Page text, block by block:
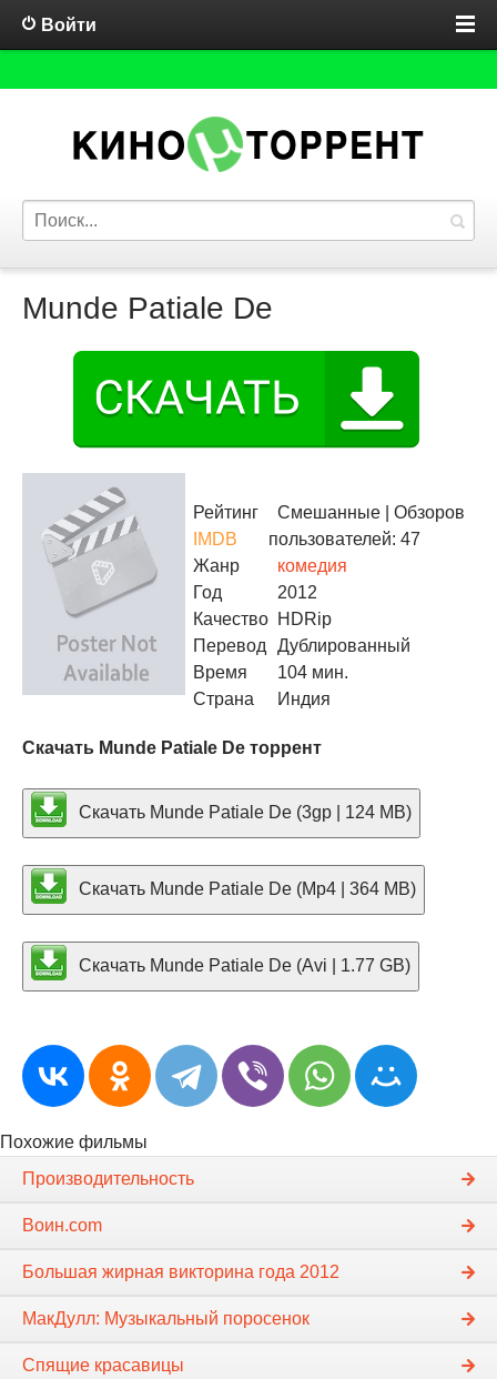
Войти
Munde Patiale De
Рейтинг
IMDB
Смешанные | Обзоров
пользователей: 47
Жанр
комедия
Год
2012
Качество HDRip
Перевод
Дублированный
Время
104 мин.
Страна
Индия
Скачать Munde Patiale De торрент
Скачать Munde Patiale De (3gp | 124 MB)
Скачать Munde Patiale De (Mp4 | 364 MB)
Скачать Munde Patiale De (Avi | 1.77 GB)
Похожие фильмы
Производительность
Воин.com
Большая жирная викторина года 2012
МакДулл: Музыкальный поросенок
Спящие красавицы